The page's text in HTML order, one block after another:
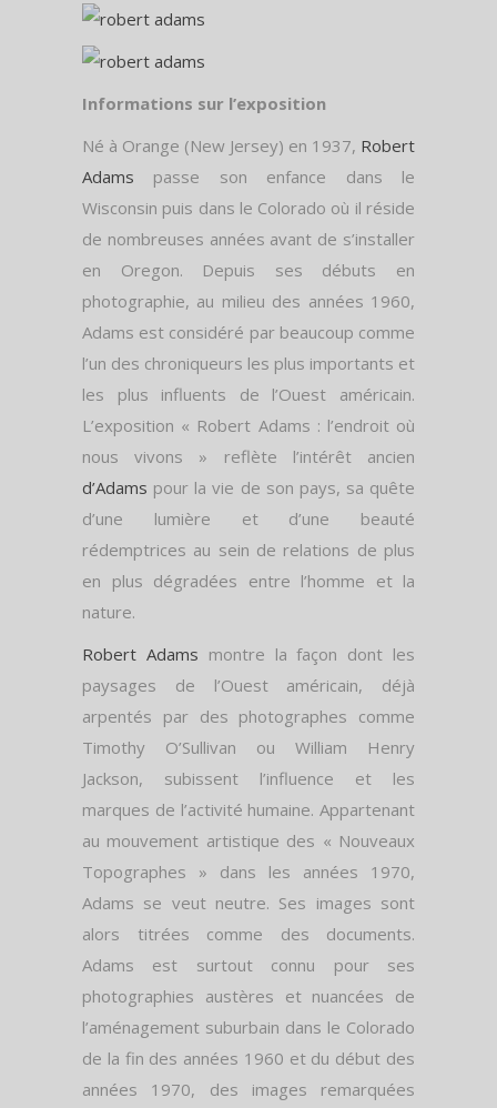
Informations sur l’exposition
Né à Orange (New Jersey) en 1937, Robert
Adams passe son enfance dans le
Wisconsin puis dans le Colorado où il réside
de nombreuses années avant de s’installer
en Oregon. Depuis ses débuts en
photographie, au milieu des années 1960,
Adams est considéré par beaucoup comme
l’un des chroniqueurs les plus importants et
les plus influents de l’Ouest américain.
L’exposition « Robert Adams : l’endroit où
nous vivons » reflète l’intérêt ancien
d’Adams pour la vie de son pays, sa quête
d’une lumière et d’une beauté
rédemptrices au sein de relations de plus
en plus dégradées entre l’homme et la
nature.
Robert Adams montre la façon dont les
paysages de l’Ouest américain, déjà
arpentés par des photographes comme
Timothy O’Sullivan ou William Henry
Jackson, subissent l’influence et les
marques de l’activité humaine. Appartenant
au mouvement artistique des « Nouveaux
Topographes » dans les années 1970,
Adams se veut neutre. Ses images sont
alors titrées comme des documents.
Adams est surtout connu pour ses
photographies austères et nuancées de
l’aménagement suburbain dans le Colorado
de la fin des années 1960 et du début des
années 1970, des images remarquées